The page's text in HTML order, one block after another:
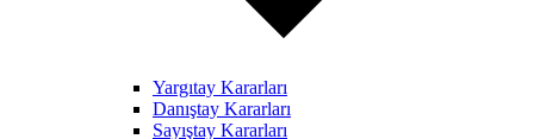
Yargıtay Kararları
Danıştay Kararları
Sayıştay Kararları